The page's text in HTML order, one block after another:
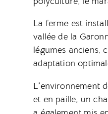
La ferme est
vallée de la
légumes anciens,
adaptation
L’environnement
et en paille, un